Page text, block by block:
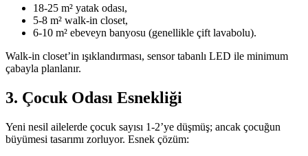
18-25 m² yatak odası,
5-8 m² walk-in closet,
6-10 m² ebeveyn banyosu (genellikle çift lavabolu).
Walk-in closet’in ışıklandırması, sensor tabanlı LED ile minimum
çabayla planlanır.
3. Çocuk Odası Esnekliği
Yeni nesil ailelerde çocuk sayısı 1-2’ye düşmüş; ancak çocuğun
büyümesi tasarımı zorluyor. Esnek çözüm: